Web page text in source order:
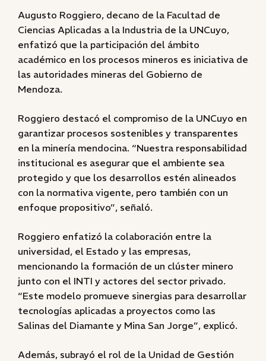
Augusto Roggiero, decano de la Facultad de
Ciencias Aplicadas a la Industria de la UNCuyo,
enfatizó que la participación del ámbito
académico en los procesos mineros es iniciativa de
las autoridades mineras del Gobierno de
Mendoza.
Roggiero destacó el compromiso de la UNCuyo en
garantizar procesos sostenibles y transparentes
en la minería mendocina. “Nuestra responsabilidad
institucional es asegurar que el ambiente sea
protegido y que los desarrollos estén alineados
con la normativa vigente, pero también con un
enfoque propositivo”, señaló.
Roggiero enfatizó la colaboración entre la
universidad, el Estado y las empresas,
mencionando la formación de un clúster minero
junto con el INTI y actores del sector privado.
“Este modelo promueve sinergias para desarrollar
tecnologías aplicadas a proyectos como las
Salinas del Diamante y Mina San Jorge”, explicó.
Además, subrayó el rol de la Unidad de Gestión